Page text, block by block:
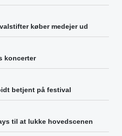
køber medejer ud
koncerter
betjent på festival
til at lukke hovedscenen